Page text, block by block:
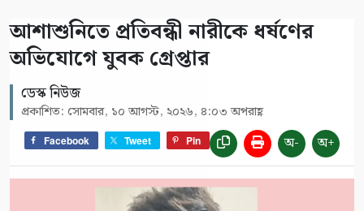
আশাশুনিতে প্রতিবন্ধী নারীকে ধর্ষণের
অভিযোগে যুবক গ্রেপ্তার
ডেস্ক নিউজ
প্রকাশিত: সোমবার, ১০ আগস্ট, ২০২৬, ৪:০৩ অপরাহ্ণ
Facebook Tweet Pin অ- অ+